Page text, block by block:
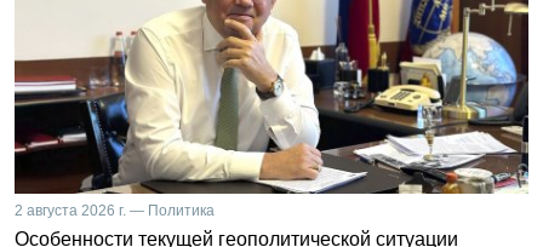
2 августа 2026 г. — Политика
Особенности текущей геополитической ситуации